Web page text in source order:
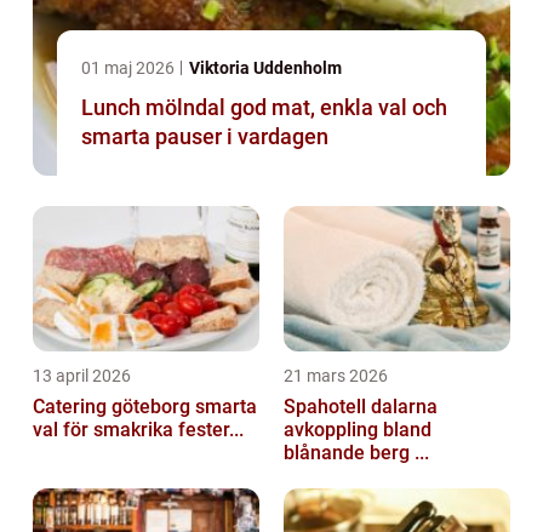
01 maj 2026 Viktoria Uddenholm
Lunch mölndal god mat, enkla val och
smarta pauser i vardagen
13 april 2026
Catering göteborg smarta
val för smakrika fester...
21 mars 2026
Spahotell dalarna
avkoppling bland
blånande berg ...